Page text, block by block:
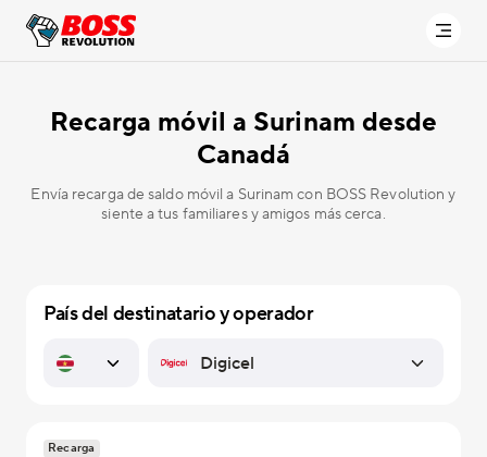
Recarga móvil a Surinam desde
Canadá
Envía recarga de saldo móvil a Surinam con BOSS Revolution y
siente a tus familiares y amigos más cerca.
País del destinatario y operador
Recarga